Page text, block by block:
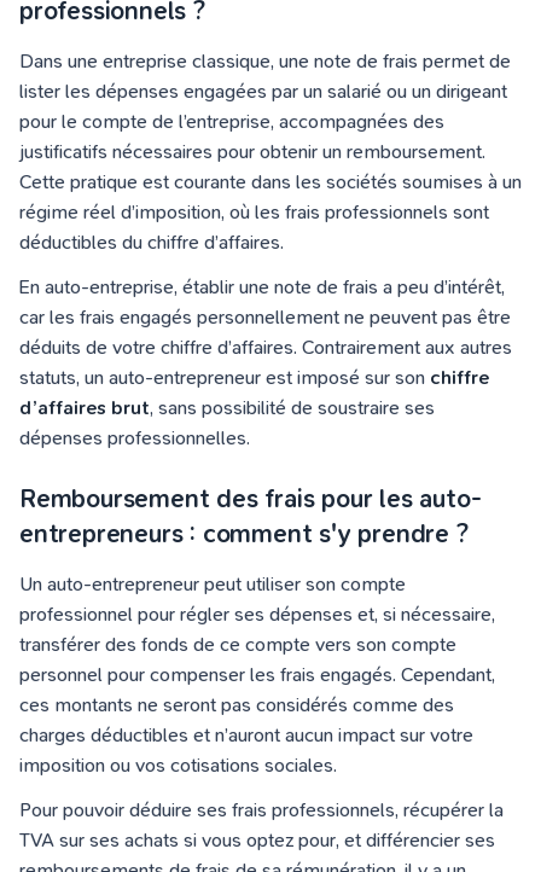
professionnels ?
Dans une entreprise classique, une note de frais permet de
lister les dépenses engagées par un salarié ou un dirigeant
pour le compte de l’entreprise, accompagnées des
justificatifs nécessaires pour obtenir un remboursement.
Cette pratique est courante dans les sociétés soumises à un
régime réel d’imposition, où les frais professionnels sont
déductibles du chiffre d’affaires.
En auto-entreprise, établir une note de frais a peu d’intérêt,
car les frais engagés personnellement ne peuvent pas être
déduits de votre chiffre d’affaires. Contrairement aux autres
statuts, un auto-entrepreneur est imposé sur son chiffre
d’affaires brut, sans possibilité de soustraire ses
dépenses professionnelles.
Remboursement des frais pour les auto-
entrepreneurs : comment s'y prendre ?
Un auto-entrepreneur peut utiliser son compte
professionnel pour régler ses dépenses et, si nécessaire,
transférer des fonds de ce compte vers son compte
personnel pour compenser les frais engagés. Cependant,
ces montants ne seront pas considérés comme des
charges déductibles et n’auront aucun impact sur votre
imposition ou vos cotisations sociales.
Pour pouvoir déduire ses frais professionnels, récupérer la
TVA sur ses achats si vous optez pour, et différencier ses